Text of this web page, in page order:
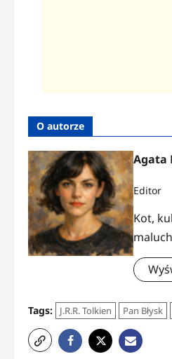
O autorze
Agata
Editor
Kot,
Tags: J.R.R. Tolkien Pan Błysk